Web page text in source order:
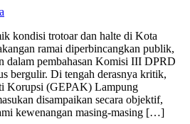
kondisi trotoar dan halte di Kota
ramai diperbincangkan publik,
dalam pembahasan Komisi III DPRD
bergulir. Di tengah derasnya kritik,
Korupsi (GEPAK) Lampung
disampaikan secara objektif,
kewenangan masing-masing […]